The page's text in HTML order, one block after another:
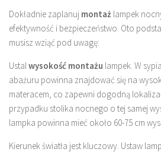
Dokładnie zaplanuj montaż lampek
efektywność i bezpieczeństwo. Oto
musisz wziąć pod uwagę:
Ustalwysokość montażu lampek. W
abażuru powinna znajdować się na
materacem, co zapewni dogodną
przypadku stolika nocnego o tej samej
lampka powinna mieć około 60-75 cm
Kierunek światła jest kluczowy. Ustaw